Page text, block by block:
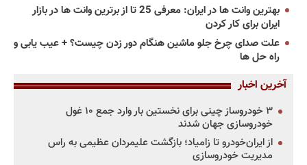
بهترین وانت ها در ایران: معرفی 25 تا از برترین وانت ها در بازار
ایران برای کار کردن
علت صدای چرخ جلو ماشین هنگام دور زدن چیست؟ + عیب یابی و
راه حل ها
آخرین اخبار
۳ خودروساز چینی برای نخستین بار وارد جمع ۱۰ غول
خودروسازی جهان شدند
از ایران‌خودرو تا زامیاد؛ بازگشت علیمردان عظیمی به راس
مدیریت خودروسازی